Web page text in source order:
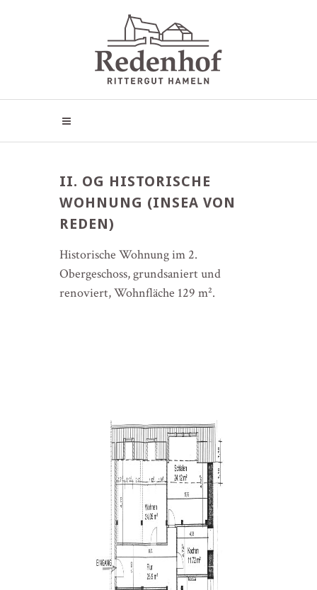
II. OG HISTORISCHE
WOHNUNG (INSEA VON
REDEN)
Historische Wohnung im 2.
Obergeschoss, grundsaniert und
renoviert, Wohnfläche 129 m².